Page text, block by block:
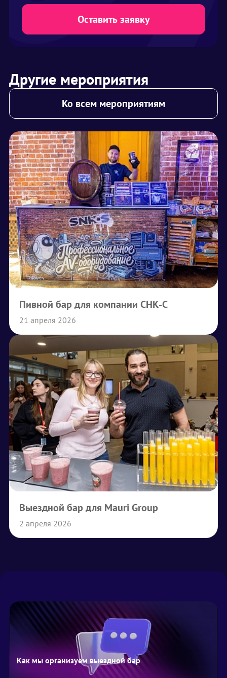
Оставить заявку
Другие мероприятия
Ко всем мероприятиям
Пивной бар для компании СНК-С
21 апреля 2026
Выездной бар для Mauri Group
2 апреля 2026
Как мы организуем выездной бар